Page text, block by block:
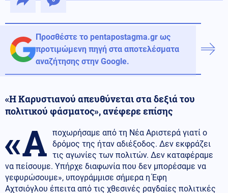
Προσθέστε το pentapostagma.gr ως
προτιμώμενη πηγή στα αποτελέσματα
αναζήτησης στην Google.
«Η Καρυστιανού απευθύνεται στα δεξιά του
πολιτικού φάσματος», ανέφερε επίσης
«Α ποχωρήσαμε από τη Νέα Αριστερά γιατί ο
δρόμος της ήταν αδιέξοδος. Δεν εκφράζει
τις αγωνίες των πολιτών. Δεν καταφέραμε
να πείσουμε. Υπήρχε διαφωνία που δεν μπορέσαμε να
γεφυρώσουμε», υπογράμμισε σήμερα η Έφη
Αχτσιόγλου έπειτα από τις χθεσινές ραγδαίες πολιτικές